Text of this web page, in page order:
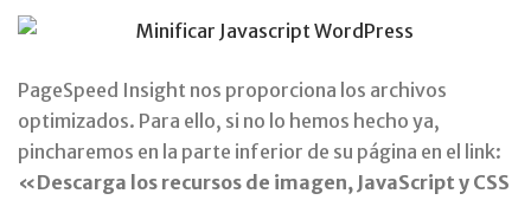
PageSpeed Insight nos proporciona los archivos
optimizados. Para ello, si no lo hemos hecho ya,
pincharemos en la parte inferior de su página en el link:
«Descarga los recursos de imagen, JavaScript y CSS